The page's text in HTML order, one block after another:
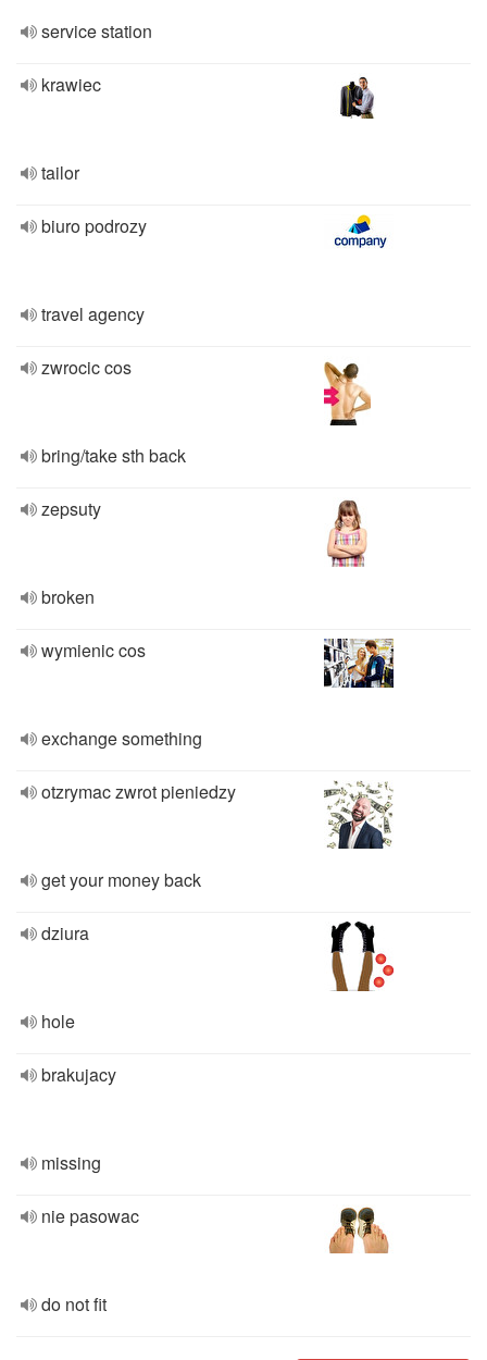
service station
krawiec
tailor
biuro podrozy
travel agency
zwrocic cos
bring/take sth back
zepsuty
broken
wymienic cos
exchange something
otzrymac zwrot pieniedzy
get your money back
dziura
hole
brakujacy
missing
nie pasowac
do not fit